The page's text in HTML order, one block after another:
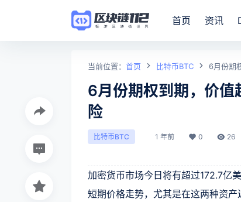
首页 资讯
当前位置： 首页 比特币BTC 6月份期
6月份期权到期，价
险
比特币BTC 1 年前 0 26
加密货币市场今日将有超过172.7亿
短期价格走势，尤其是在这两种资产